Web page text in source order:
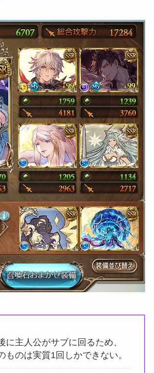
に主人公がサブに回るため、
ものは実質1回しかできない。